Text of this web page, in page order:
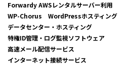
Forwardy AWSレンタルサーバー利用
WP-Chorus WordPressホスティング
データセンター・ホスティング
特権ID管理・ログ監視ソフトウェア
高速メール配信サービス
インターネット接続サービス